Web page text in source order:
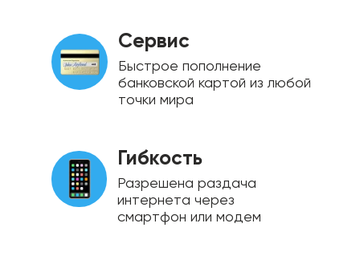
Сервис
Гибкость
Быстрое пополнение
банковской картой из любой
точки мира
Разрешена раздача
интернета через
смартфон или модем